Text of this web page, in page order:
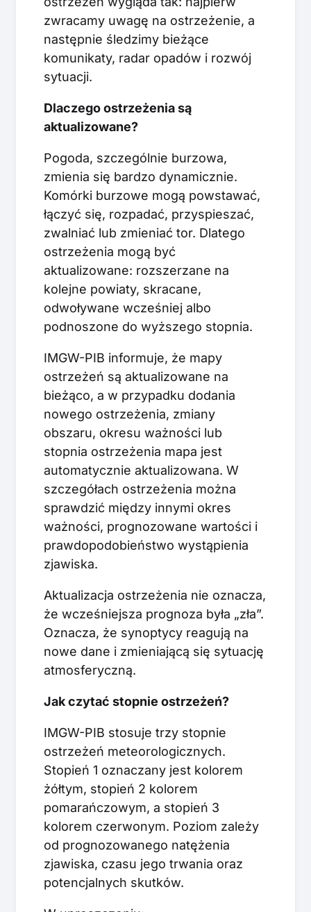
zwracamy uwagę na ostrzeżenie, a
następnie śledzimy bieżące
komunikaty, radar opadów i rozwój
sytuacji.
Dlaczego ostrzeżenia są
aktualizowane?
Pogoda, szczególnie burzowa,
zmienia się bardzo dynamicznie.
Komórki burzowe mogą powstawać,
łączyć się, rozpadać, przyspieszać,
zwalniać lub zmieniać tor. Dlatego
ostrzeżenia mogą być
aktualizowane: rozszerzane na
kolejne powiaty, skracane,
odwoływane wcześniej albo
podnoszone do wyższego stopnia.
IMGW-PIB informuje, że mapy
ostrzeżeń są aktualizowane na
bieżąco, a w przypadku dodania
nowego ostrzeżenia, zmiany
obszaru, okresu ważności lub
stopnia ostrzeżenia mapa jest
automatycznie aktualizowana. W
szczegółach ostrzeżenia można
sprawdzić między innymi okres
ważności, prognozowane wartości i
prawdopodobieństwo wystąpienia
zjawiska.
Aktualizacja ostrzeżenia nie oznacza,
że wcześniejsza prognoza była „zła”.
Oznacza, że synoptycy reagują na
nowe dane i zmieniającą się sytuację
atmosferyczną.
Jak czytać stopnie ostrzeżeń?
IMGW-PIB stosuje trzy stopnie
ostrzeżeń meteorologicznych.
Stopień 1 oznaczany jest kolorem
żółtym, stopień 2 kolorem
pomarańczowym, a stopień 3
kolorem czerwonym. Poziom zależy
od prognozowanego natężenia
zjawiska, czasu jego trwania oraz
potencjalnych skutków.